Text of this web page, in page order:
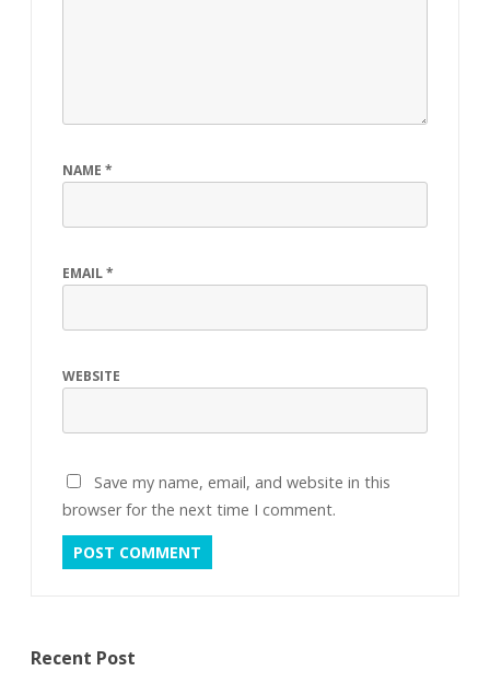
NAME *
EMAIL*
WEBSITE
Save my name, email, and website in this
browser for the next time I comment.
Recent Post